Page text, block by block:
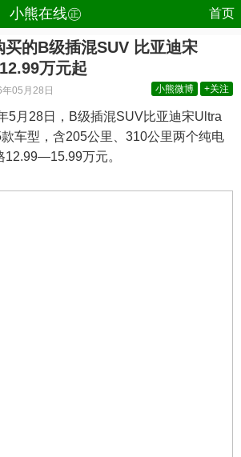
小熊在线㊣ 首页
买的B级插混SUV 比亚迪宋
万元起
05月28日 小熊微博 +关注
5月28日，B级插混SUV比亚迪宋Ultra
车型，含205公里、310公里两个纯电
12.99—15.99万元。